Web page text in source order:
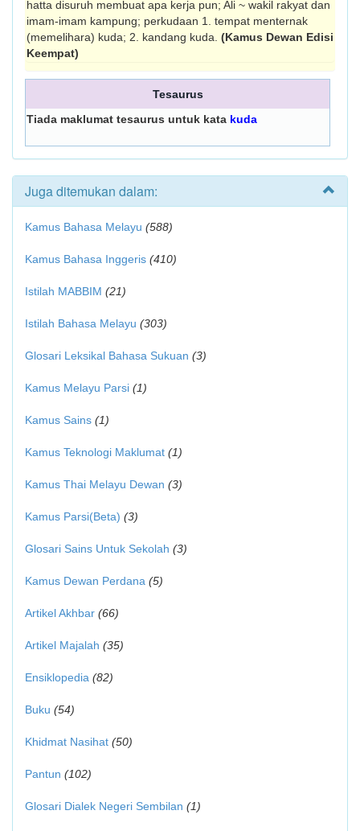
hatta disuruh membuat apa kerja pun; Ali ~ wakil rakyat dan
imam-imam kampung; perkudaan 1. tempat menternak
(meme­lihara) kuda; 2. kandang kuda. (Kamus Dewan Edisi
Keempat)
Tesaurus
Tiada maklumat tesaurus untuk kata kuda
Juga ditemukan dalam:
Kamus Bahasa Melayu (588)
Kamus Bahasa Inggeris (410)
Istilah MABBIM (21)
Istilah Bahasa Melayu (303)
Glosari Leksikal Bahasa Sukuan (3)
Kamus Melayu Parsi (1)
Kamus Sains (1)
Kamus Teknologi Maklumat (1)
Kamus Thai Melayu Dewan (3)
Kamus Parsi(Beta) (3)
Glosari Sains Untuk Sekolah (3)
Kamus Dewan Perdana (5)
Artikel Akhbar (66)
Artikel Majalah (35)
Ensiklopedia (82)
Buku (54)
Khidmat Nasihat (50)
Pantun (102)
Glosari Dialek Negeri Sembilan (1)